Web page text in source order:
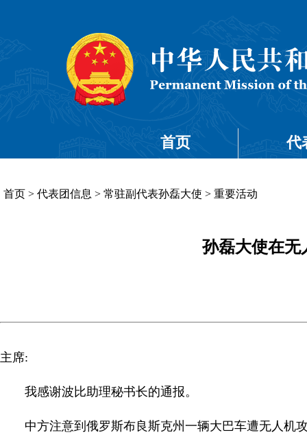
首页 代
首页 > 代表团信息 > 常驻副代表孙磊大使 > 重要活动
孙磊大使在无
主席:
我感谢波比助理秘书长的通报。
中方注意到俄罗斯布良斯克州一辆大巴车遭无人机